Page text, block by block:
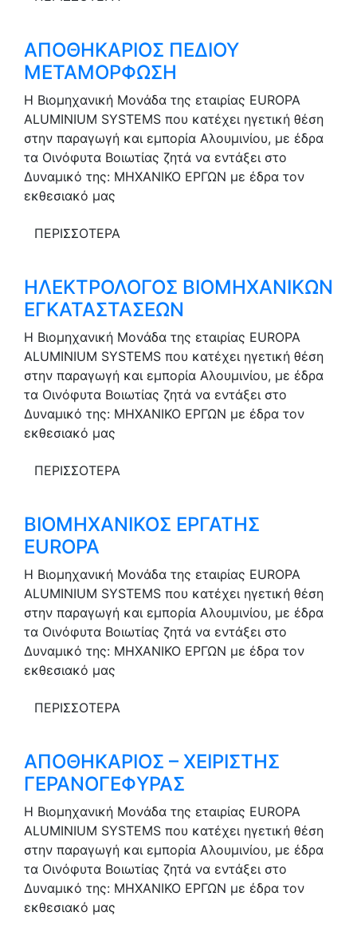
ΑΠΟΘΗΚΑΡΙΟΣ ΠΕΔΙΟΥ
ΜΕΤΑΜΟΡΦΩΣΗ
Η Βιομηχανική Μονάδα της εταιρίας EUROPA
ALUMINIUM SYSTEMS που κατέχει ηγετική θέση
στην παραγωγή και εμπορία Αλουμινίου, με έδρα
τα Οινόφυτα Βοιωτίας ζητά να εντάξει στο
Δυναμικό της: ΜΗΧΑΝΙΚΟ ΕΡΓΩΝ με έδρα τον
εκθεσιακό μας
ΠΕΡΙΣΣΟΤΕΡΑ
ΗΛΕΚΤΡΟΛΟΓΟΣ ΒΙΟΜΗΧΑΝΙΚΩΝ
ΕΓΚΑΤΑΣΤΑΣΕΩΝ
Η Βιομηχανική Μονάδα της εταιρίας EUROPA
ALUMINIUM SYSTEMS που κατέχει ηγετική θέση
στην παραγωγή και εμπορία Αλουμινίου, με έδρα
τα Οινόφυτα Βοιωτίας ζητά να εντάξει στο
Δυναμικό της: ΜΗΧΑΝΙΚΟ ΕΡΓΩΝ με έδρα τον
εκθεσιακό μας
ΠΕΡΙΣΣΟΤΕΡΑ
ΒΙΟΜΗΧΑΝΙΚΟΣ ΕΡΓΑΤΗΣ
EUROPA
Η Βιομηχανική Μονάδα της εταιρίας EUROPA
ALUMINIUM SYSTEMS που κατέχει ηγετική θέση
στην παραγωγή και εμπορία Αλουμινίου, με έδρα
τα Οινόφυτα Βοιωτίας ζητά να εντάξει στο
Δυναμικό της: ΜΗΧΑΝΙΚΟ ΕΡΓΩΝ με έδρα τον
εκθεσιακό μας
ΠΕΡΙΣΣΟΤΕΡΑ
ΑΠΟΘΗΚΑΡΙΟΣ – ΧΕΙΡΙΣΤΗΣ
ΓΕΡΑΝΟΓΕΦΥΡΑΣ
Η Βιομηχανική Μονάδα της εταιρίας EUROPA
ALUMINIUM SYSTEMS που κατέχει ηγετική θέση
στην παραγωγή και εμπορία Αλουμινίου, με έδρα
τα Οινόφυτα Βοιωτίας ζητά να εντάξει στο
Δυναμικό της: ΜΗΧΑΝΙΚΟ ΕΡΓΩΝ με έδρα τον
εκθεσιακό μας